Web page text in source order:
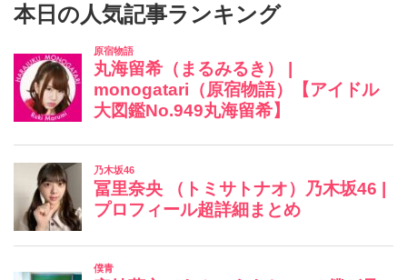
本日の人気記事ランキング